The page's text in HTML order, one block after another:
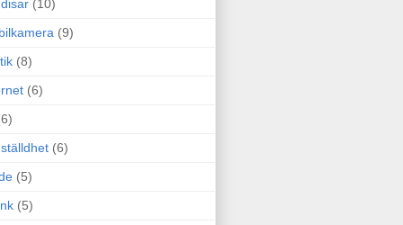
(10)
(9)
(8)
(6)
(6)
(5)
(5)